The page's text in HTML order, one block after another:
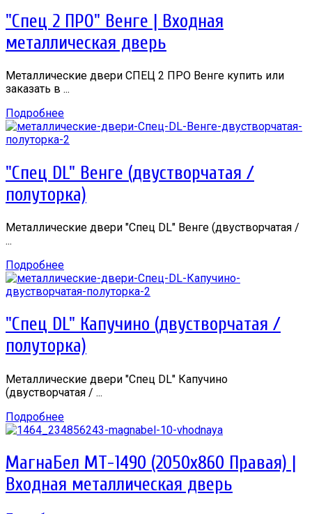
"Спец 2 ПРО" Венге | Входная
металлическая дверь
Металлические двери СПЕЦ 2 ПРО Венге купить или
заказать в ...
Подробнее
"Спец DL" Венге (двустворчатая /
полуторка)
Металлические двери "Спец DL" Венге (двустворчатая /
...
Подробнее
"Спец DL" Капучино (двустворчатая /
полуторка)
Металлические двери "Спец DL" Капучино
(двустворчатая / ...
Подробнее
МагнаБел МТ-1490 (2050х860 Правая) |
Входная металлическая дверь